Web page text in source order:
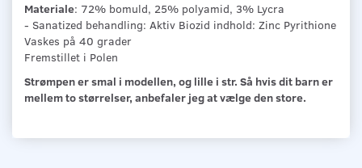
Materiale: 72% bomuld, 25% polyamid, 3% Lycra
- Sanatized behandling: Aktiv Biozid indhold: Zinc Pyrithione
Vaskes på 40 grader
Fremstillet i Polen
Strømpen er smal i modellen, og lille i str. Så hvis dit barn er
mellem to størrelser, anbefaler jeg at vælge den store.